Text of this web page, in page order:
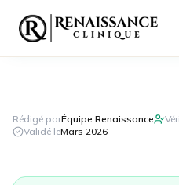
Rédigé parÉquipe Renaissance
Validé leMars 2026